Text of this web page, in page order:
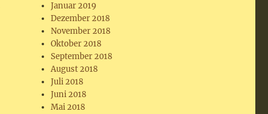
Januar 2019
Dezember 2018
November 2018
Oktober 2018
September 2018
August 2018
Juli 2018
Juni 2018
Mai 2018